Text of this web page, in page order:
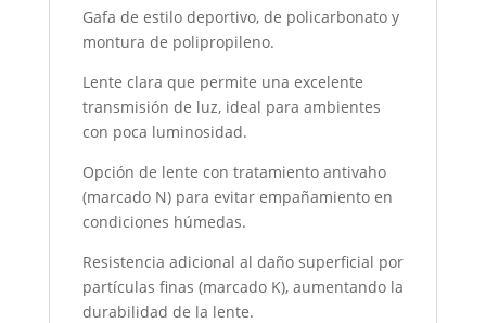
Gafa de estilo deportivo, de policarbonato y
montura de polipropileno.
Lente clara que permite una excelente
transmisión de luz, ideal para ambientes
con poca luminosidad.
Opción de lente con tratamiento antivaho
(marcado N) para evitar empañamiento en
condiciones húmedas.
Resistencia adicional al daño superficial por
partículas finas (marcado K), aumentando la
durabilidad de la lente.